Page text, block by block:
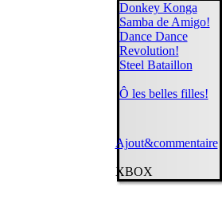
Donkey Konga
Samba de Amigo!
Dance Dance
Revolution!
Steel Bataillon
Ô les belles filles!
Ajout&commentaire
XBOX